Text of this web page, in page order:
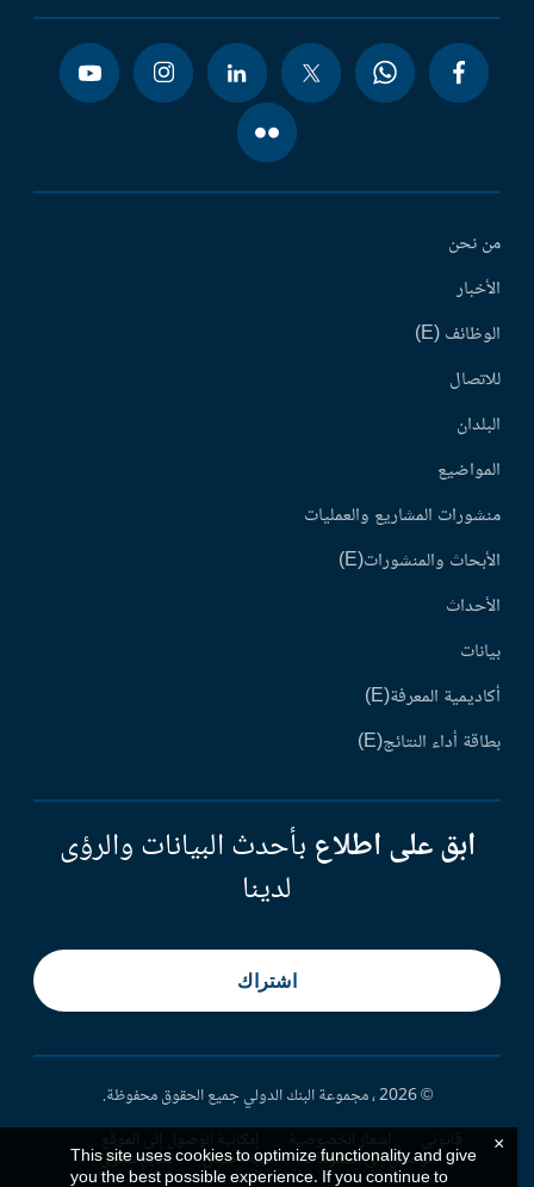
من نحن
الأخبار
الوظائف (E)
للاتصال
البلدان
المواضيع
منشورات المشاريع والعمليات
الأبحاث والمنشورات(E)
الأحداث
بيانات
أكاديمية المعرفة(E)
بطاقة أداء النتائج(E)
ابق على اطلاعبأحدث البيانات والرؤى
لدينا
اشتراك
© 2026 ، مجموعة البنك الدولي جميع الحقوق محفوظة.
قانوني
إشعار الخصوصية إمكانية الوصول إلى الموقع
الوصول إلى المعلومات تنبيه احتيال تقديم شكوى
This site uses cookies to optimize functionality and give
you the best possible experience. If you continue to
×